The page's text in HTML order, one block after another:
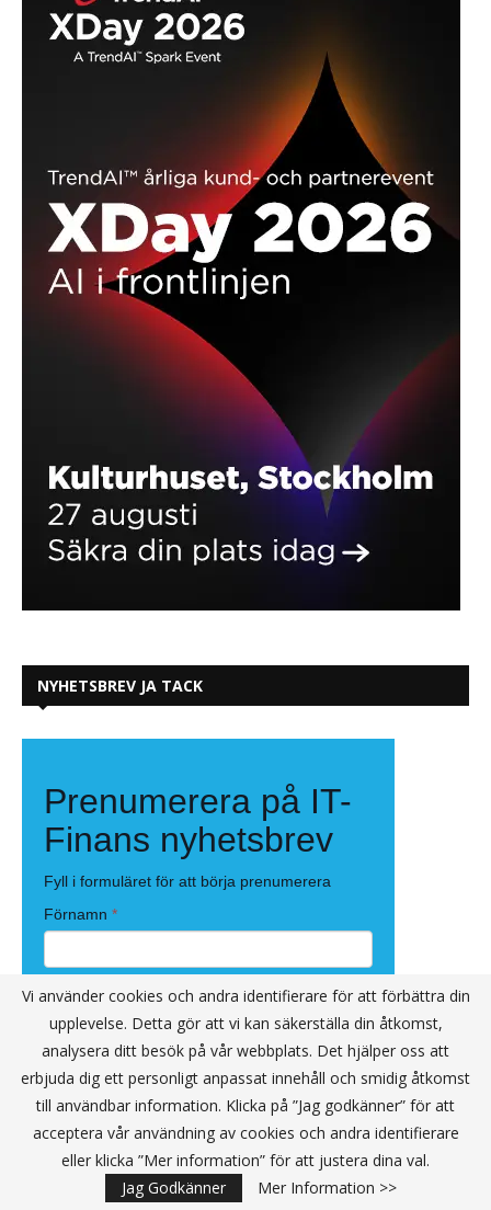
NYHETSBREV JA TACK
Vi använder cookies och andra identifierare för att förbättra din
upplevelse. Detta gör att vi kan säkerställa din åtkomst,
analysera ditt besök på vår webbplats. Det hjälper oss att
erbjuda dig ett personligt anpassat innehåll och smidig åtkomst
till användbar information. Klicka på ”Jag godkänner” för att
acceptera vår användning av cookies och andra identifierare
eller klicka ”Mer information” för att justera dina val.
Jag Godkänner
Mer Information >>